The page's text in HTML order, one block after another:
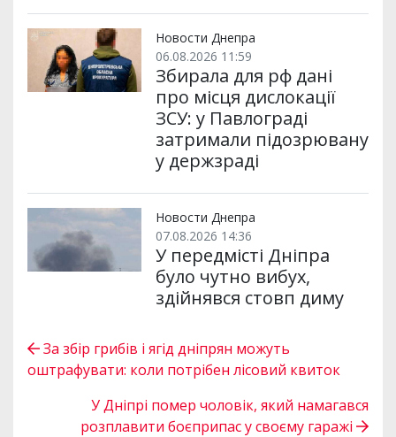
Новости Днепра
06.08.2026 11:59
Збирала для рф дані
про місця дислокації
ЗСУ: у Павлограді
затримали підозрювану
у держзраді
Новости Днепра
07.08.2026 14:36
У передмісті Дніпра
було чутно вибух,
здійнявся стовп диму
За збір грибів і ягід дніпрян можуть
оштрафувати: коли потрібен лісовий квиток
У Дніпрі помер чоловік, який намагався
розплавити боєприпас у своєму гаражі